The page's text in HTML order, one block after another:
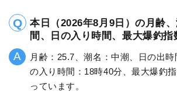
本日（2026年8月9日）の月齢
間、日の入り時間、最大爆釣指
月齢：25.7、潮名：中潮、日の出
の入り時間：18時40分、最大爆釣
っています。